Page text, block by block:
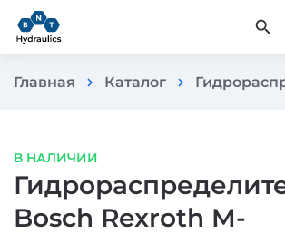
search
Главная chevron_right Каталог chevron_right
В НАЛИЧИИ
Bosch Rexroth M-